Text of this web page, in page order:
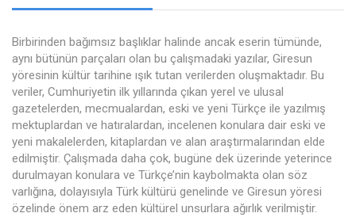
Birbirinden bağımsız başlıklar halinde ancak eserin tümünde,
aynı bütünün parçaları olan bu çalışmadaki yazılar, Giresun
yöresinin kültür tarihine ışık tutan verilerden oluşmaktadır. Bu
veriler, Cumhuriyetin ilk yıllarında çıkan yerel ve ulusal
gazetelerden, mecmualardan, eski ve yeni Türkçe ile yazılmış
mektuplardan ve hatıralardan, incelenen konulara dair eski ve
yeni makalelerden, kitaplardan ve alan araştırmalarından elde
edilmiştir. Çalışmada daha çok, bugüne dek üzerinde yeterince
durulmayan konulara ve Türkçe’nin kaybolmakta olan söz
varlığına, dolayısıyla Türk kültürü genelinde ve Giresun yöresi
özelinde önem arz eden kültürel unsurlara ağırlık verilmiştir.